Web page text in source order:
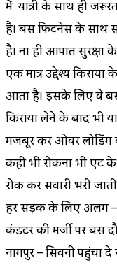
में यात्री के साथ ही
है। बस फिटनेस के साथ
है। ना ही आपात
एक मात्र उद्देश्य
आता है। इसके लिए वे
किराया लेने के बाद भी
मजबूर कर ओवर लोडिंग
कही भी रोकना भी
रोक कर सवारी भरी
हर सड़क के लिए अलग –
कंडक्टर की मर्जी पर बस
नागपुर – सिवनी पहुंचा